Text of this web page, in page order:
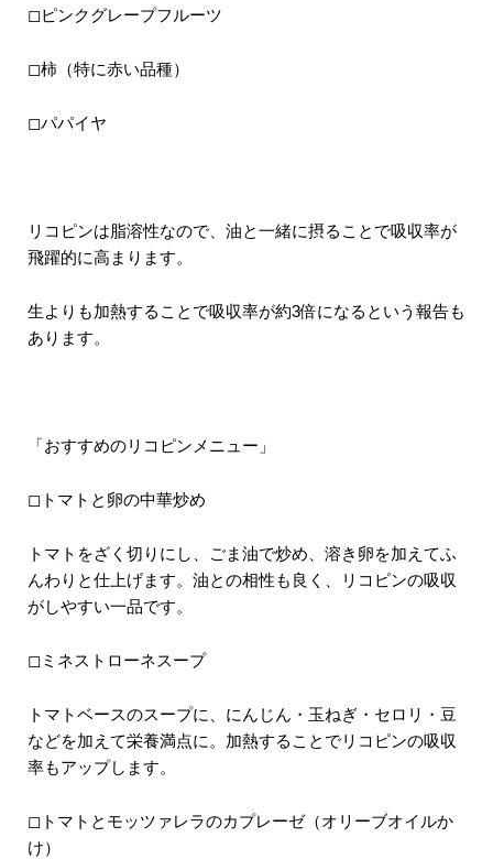
◻︎ピンクグレープフルーツ
◻︎柿（特に赤い品種）
◻︎パパイヤ
リコピンは脂溶性なので、油と一緒に摂ることで吸収率が
飛躍的に高まります。
生よりも加熱することで吸収率が約3倍になるという報告も
あります。
「おすすめのリコピンメニュー」
◻︎トマトと卵の中華炒め
トマトをざく切りにし、ごま油で炒め、溶き卵を加えてふ
んわりと仕上げます。油との相性も良く、リコピンの吸収
がしやすい一品です。
◻︎ミネストローネスープ
トマトベースのスープに、にんじん・玉ねぎ・セロリ・豆
などを加えて栄養満点に。加熱することでリコピンの吸収
率もアップします。
◻︎トマトとモッツァレラのカプレーゼ（オリーブオイルか
け）